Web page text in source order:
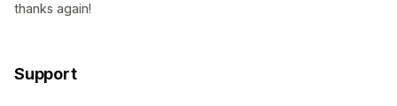
thanks again!
Support